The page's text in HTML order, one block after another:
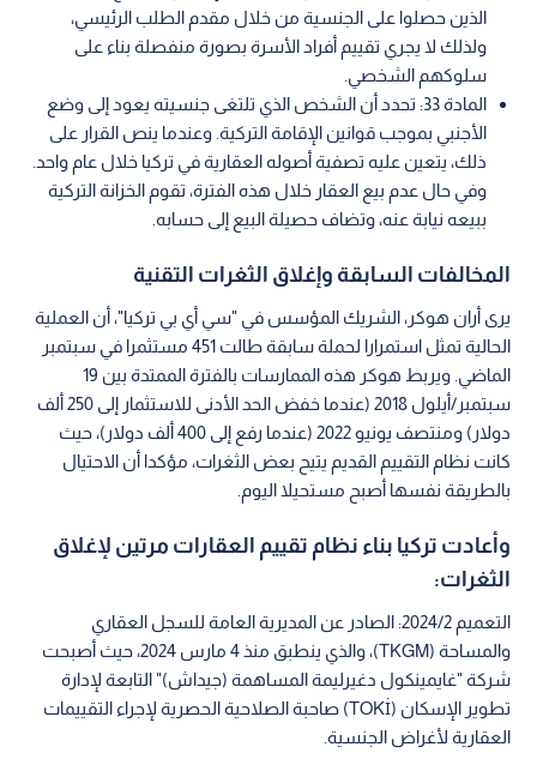
الذين حصلوا على الجنسية من خلال مقدم الطلب الرئيسي،
ولذلك لا يجري تقييم أفراد الأسرة بصورة منفصلة بناء على
سلوكهم الشخصي.
المادة 33: تحدد أن الشخص الذي تلتغى جنسيته يعود إلى وضع
الأجنبي بموجب قوانين الإقامة التركية. وعندما ينص القرار على
ذلك، يتعين عليه تصفية أصوله العقارية في تركيا خلال عام واحد.
وفي حال عدم بيع العقار خلال هذه الفترة، تقوم الخزانة التركية
ببيعه نيابة عنه، وتضاف حصيلة البيع إلى حسابه.
المخالفات السابقة وإغلاق الثغرات التقنية
يرى أران هوكر، الشريك المؤسس في "سي أي بي تركيا"، أن العملية
الحالية تمثل استمرارا لحملة سابقة طالت 451 مستثمرا في سبتمبر
الماضي. ويربط هوكر هذه الممارسات بالفترة الممتدة بين 19
سبتمبر/أيلول 2018 (عندما خفض الحد الأدنى للاستثمار إلى 250 ألف
دولار) ومنتصف يونيو 2022 (عندما رفع إلى 400 ألف دولار)، حيث
كانت نظام التقييم القديم يتيح بعض الثغرات، مؤكدا أن الاحتيال
بالطريقة نفسها أصبح مستحيلا اليوم.
وأعادت تركيا بناء نظام تقييم العقارات مرتين لإغلاق
الثغرات:
التعميم 2024/2: الصادر عن المديرية العامة للسجل العقاري
والمساحة (TKGM)، والذي ينطبق منذ 4 مارس 2024، حيث أصبحت
شركة "غايمينكول دغيرليمة المساهمة (جيداش)" التابعة لإدارة
تطوير الإسكان (TOKİ) صاحبة الصلاحية الحصرية لإجراء التقييمات
العقارية لأغراض الجنسية.